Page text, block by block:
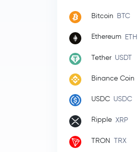
Bitcoin BTC
Ethereum ETH
Tether USDT
Binance Coin
USDC USDC
Ripple XRP
TRON TRX